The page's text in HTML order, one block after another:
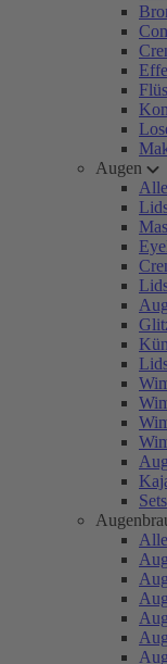
Augen
Sets